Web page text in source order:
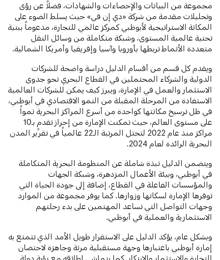
مجموعة من البيانات والإحصاءات والشهادات، فضلاً عن رؤى
وتحليلات مقدمة من شركة «دي إن في» حيث يسلط الضوء على
المكانة الاستراتيجية لأبوظبي كمركز عالمي للتجارة، مدعوماً ببنية
تحتية عالمية المستوى، وشبكة متكاملة من وسائل النقل
متعددة الأنماط تربطها بأوروبا وآسيا وإفريقيا وأمريكا الشمالية.
ويقدم كل قسم من أقسام الدليل دراسة واضحة للشركات
الدولية والشركاء المحتملين في القطاع البحري نحو جدوى
الاستثمار والعمل في الإمارة، ويبرز كيف يمكن للشركات العالمية
الاستفادة من المرحلة المقبلة من النمو الاقتصادي في أبوظبي،
في ظل ترسيخ مكانتها كواحدة من أسرع المراكز البحرية نمواً
على مستوى العالم، حيث تمكنت الإمارة من إحراز تقدمٍ بـ10
مراكز منذ عام 2022 لتحتل المرتبة الـ22 عالمياً في تقرير المدن
البحرية الرائدة لعام 2024.
ويتضمن الدليل نبذة شاملة عن المنظومة البحرية المتكاملة
في أبوظبي، وبيئة الأعمال المزدهرة، وشبكة الجهات
والمؤسسات الفاعلة في القطاع، إضافة إلى جودة الحياة التي
توفرها الإمارة لسكانها وزوارها. كما يوفر مجموعة من الموارد
وجهات التواصل التي تساعد المهتمين على بدء رحلتهم
الاستثمارية والعملية في أبوظبي.
وبشكل عام، يؤكد الدليل على الاستقرار طويل الأمد الذي تتمتع به
إمارة أبوظبي باعتبارها وجهة مستقبلية مرنة وجاهزة لاحتضان
التجارة والاستثمار والابتكار. كما يتماشى إطلاقه مع رؤية دولة